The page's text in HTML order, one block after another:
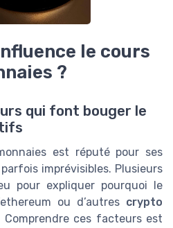
le cours
?
qui font bouger le
est réputé pour ses
imprévisibles. Plusieurs
pour expliquer pourquoi le
ou d’autres crypto
ces facteurs est